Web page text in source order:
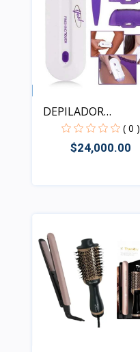
DEPILADOR
RECARGABLE DE...
( 0 )
$24,000.00